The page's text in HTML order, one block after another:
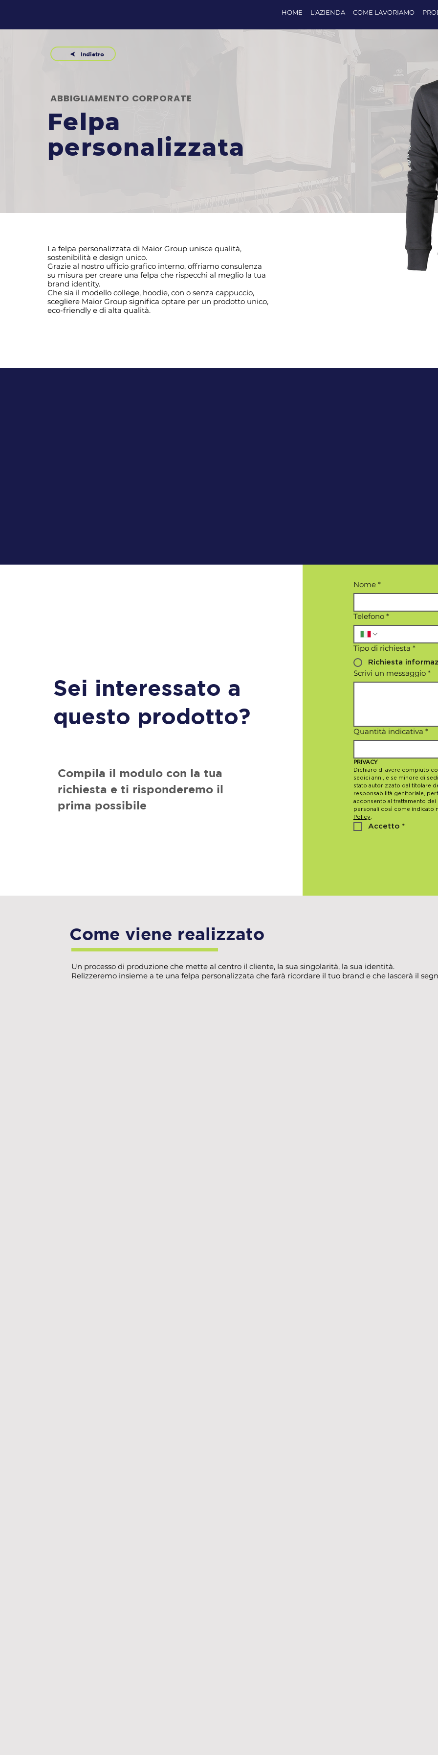
HOME L'AZIENDA COME LAVORIAMO
Indietro
ABBIGLIAMENTO CORPORATE
Felpa
personalizzata
La felpa personalizzata di Maior Group unisce qualità,
sostenibilità e design unico.
Grazie al nostro ufficio grafico interno, offriamo consulenza
su misura per creare una felpa che rispecchi al meglio la tua
brand identity.
Che sia il modello college, hoodie, con o senza cappuccio,
scegliere Maior Group significa optare per un prodotto unico,
eco-friendly e di alta qualità.
Sei interessato a
questo prodotto?
Compila il modulo con la tua
richiesta e ti risponderemo il
prima possibile
Nome *
Telefono *
Tipo di richiesta *
Richiesta
Scrivi un messaggio *
Quantità indicativa *
PRIVACY
Dichiaro di avere compiuto
sedici anni, e se minore di
stato autorizzato dal titolare
responsabilità genitoriale,
acconsento al trattamento dei
personali così come indicato
Policy
Accetto *
Come viene realizzato
Un processo di produzione che mette al centro il cliente, la sua singolarità, la sua identità.
Relizzeremo insieme a te una felpa personalizzata che farà ricordare il tuo brand e che lascerà il